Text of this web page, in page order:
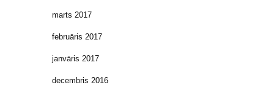
marts 2017
februāris 2017
janvāris 2017
decembris 2016